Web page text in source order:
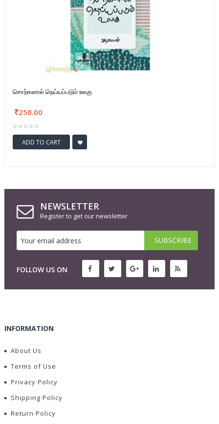
சொற்களால் நெய்யப்படும் உலகு
250.00
ADD TO CART
NEWSLETTER
Register to get our newsletter
FOLLOW US ON
INFORMATION
About Us
Terms of Use
Privacy Policy
Shipping Policy
Return Policy